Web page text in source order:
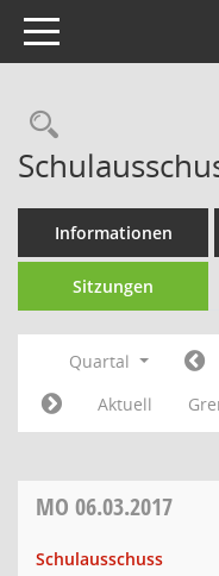
Toggle navigation
Informationen
Sitzungen
Quartal
Aktuell
MO 06.03.2017
Schulausschuss